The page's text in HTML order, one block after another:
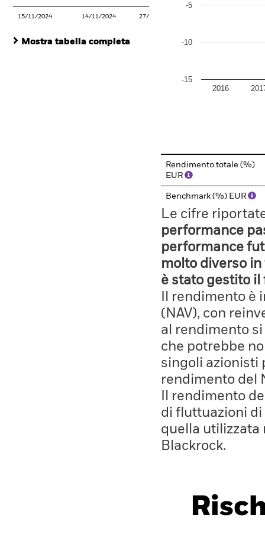
15/11/2024 14/11/2024 27/11/2024
Mostra tabella completa
2016
-15
-10
-5
Rendimento totale (%)
EUR
Benchmark (%) EUR
Le cifre
performance
performance
molto diverso
è stato gestito il
Il rendimento è
(NAV), con
al rendimento si
che potrebbe
singoli azionisti
rendimento del
Il rendimento
di fluttuazioni di
quella utilizzata
Blackrock.